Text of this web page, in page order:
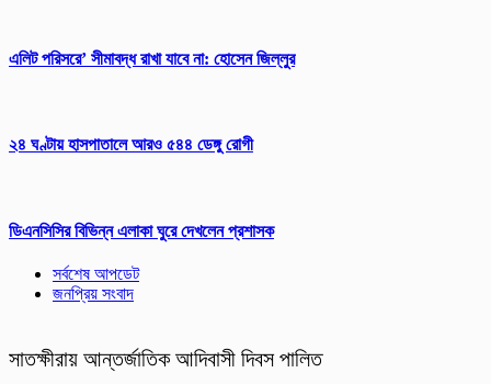
এলিট পরিসরে’ সীমাবদ্ধ রাখা যাবে না: হোসেন জিল্লুর
২৪ ঘণ্টায় হাসপাতালে আরও ৫৪৪ ডেঙ্গু রোগী
ডিএনসিসির বিভিন্ন এলাকা ঘুরে দেখলেন প্রশাসক
সর্বশেষ আপডেট
জনপ্রিয় সংবাদ
সাতক্ষীরায় আন্তর্জাতিক আদিবাসী দিবস পালিত